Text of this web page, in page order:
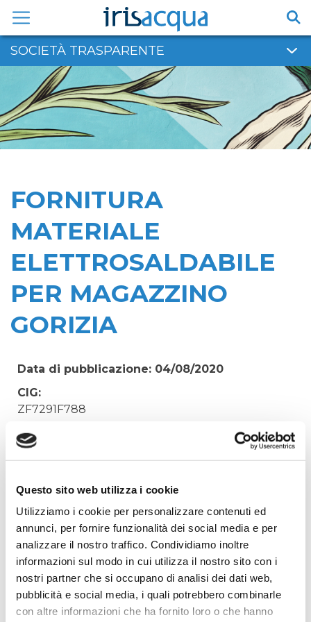
Questo sito web utilizza i cookie
Utilizziamo i cookie per personalizzare contenuti ed
annunci, per fornire funzionalità dei social media e per
analizzare il nostro traffico. Condividiamo inoltre
informazioni sul modo in cui utilizza il nostro sito con i
nostri partner che si occupano di analisi dei dati web,
pubblicità e social media, i quali potrebbero combinarle
con altre informazioni che ha fornito loro o che hanno
contenuto
SOCIETÀ TRASPARENTE
FORNITURA
MATERIALE
ELETTROSALDABILE
PER MAGAZZINO
GORIZIA
Data di pubblicazione: 04/08/2020
CIG:
ZF7291F788
Struttura proponente:
'Irisacqua srl P.I./C.F. 01070220312. - Ufficio
Oggetto:
FORNITURA MATERIALE ELETTROSALDABILE
PER MAGAZZINO GORIZIA
Elenco operatori invitati:
Procedura di scelta:
Affidamento ai sensi del Regolamento Generale